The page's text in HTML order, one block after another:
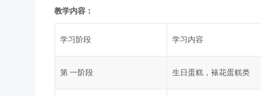
教学内容：
学习阶段 学习内容
第 一阶段 生日蛋糕，裱花蛋糕类